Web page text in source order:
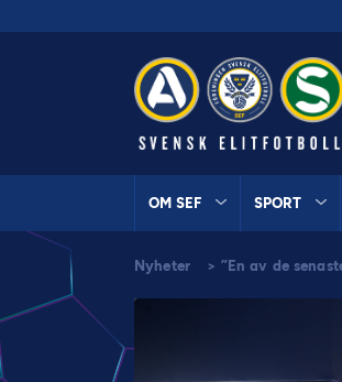
OM SEF SPORT
Nyheter > ”En av de